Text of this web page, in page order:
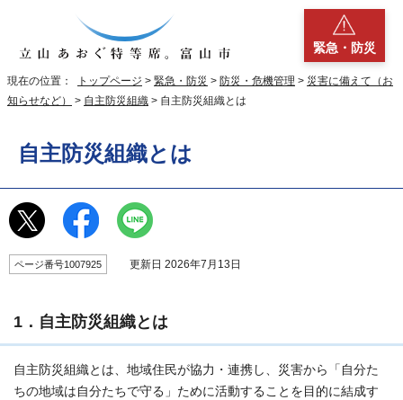
緊急・防災
現在の位置： トップページ > 緊急・防災 > 防災・危機管理 > 災害に備えて（お
知らせなど）
> 自主防災組織 > 自主防災組織とは
自主防災組織とは
ページ番号1007925 更新日 2026年7月13日
1．自主防災組織とは
自主防災組織とは、地域住民が協力・連携し、災害から「自分た
ちの地域は自分たちで守る」ために活動することを目的に結成す